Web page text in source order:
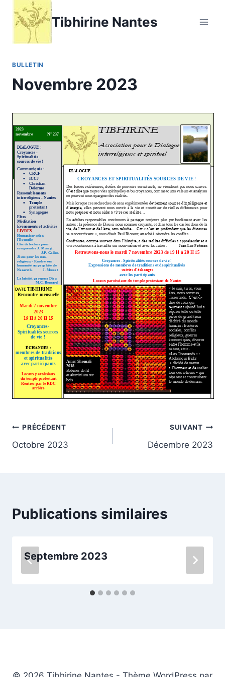
contenu
Tibhirine Nantes
BULLETIN
Novembre 2023
Navigation
de
PRÉCÉDENT
Octobre 2023
SUIVANT
Décembre 2023
Publications similaires
Septembre 2023